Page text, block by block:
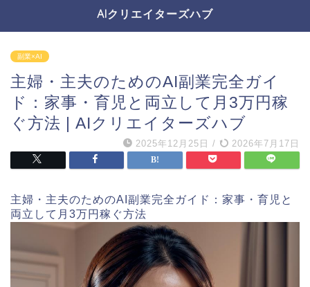
AIクリエイターズハブ
副業×AI
主婦・主夫のためのAI副業完全ガイ
ド：家事・育児と両立して月3万円稼
ぐ方法 | AIクリエイターズハブ
2025年12月25日 / 2026年7月17日
主婦・主夫のためのAI副業完全ガイド：家事・育児と
両立して月3万円稼ぐ方法